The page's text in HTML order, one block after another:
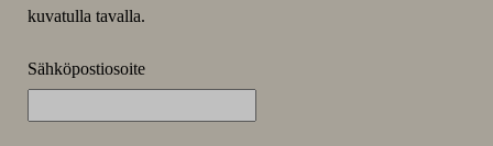
kuvatulla tavalla.
Sähköpostiosoite